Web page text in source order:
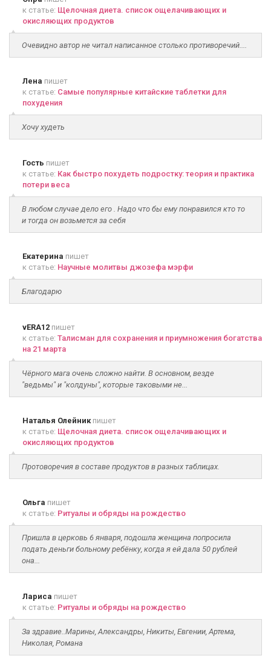
к статье: Щелочная диета. список ощелачивающих и
окисляющих продуктов
Очевидно автор не читал написанное столько противоречий....
Лена пишет
к статье: Самые популярные китайские таблетки для
похудения
Хочу худеть
Гость пишет
к статье: Как быстро похудеть подростку: теория и практика
потери веса
В любом случае дело его . Надо что бы ему понравился кто то
и тогда он возьмется за себя
Екатерина пишет
к статье: Научные молитвы джозефа мэрфи
Благодарю
vERA12 пишет
к статье: Талисман для сохранения и приумножения богатства
на 21 марта
Чёрного мага очень сложно найти. В основном, везде
"ведьмы" и "колдуны", которые таковыми не...
Наталья Олейникпишет
к статье: Щелочная диета. список ощелачивающих и
окисляющих продуктов
Протоворечия в составе продуктов в разных таблицах.
Ольга пишет
к статье: Ритуалы и обряды на рождество
Пришла в церковь 6 января, подошла женщина попросила
подать деньги больному ребёнку, когда я ей дала 50 рублей
она...
Лариса пишет
к статье: Ритуалы и обряды на рождество
За здравие..Марины, Александры, Никиты, Евгении, Артема,
Николая, Романа